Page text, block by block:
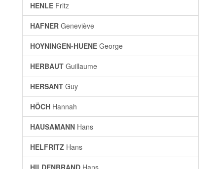
HENLE Fritz
HAFNER Geneviève
HOYNINGEN-HUENE George
HERBAUT Guillaume
HERSANT Guy
HÖCH Hannah
HAUSAMANN Hans
HELFRITZ Hans
HILDENBRAND Hans